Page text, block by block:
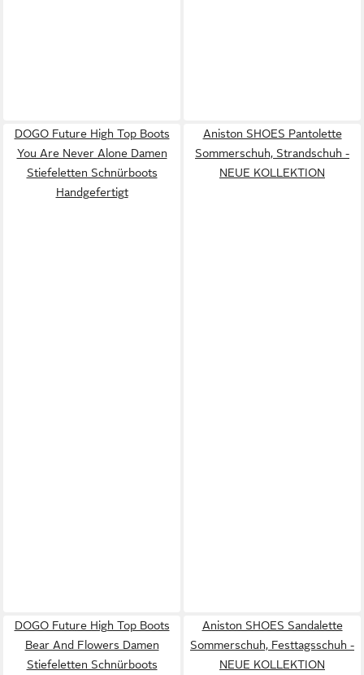
DOGO Future High Top Boots
You Are Never Alone Damen
Stiefeletten Schnürboots
Handgefertigt
Aniston SHOES Pantolette
Sommerschuh, Strandschuh -
NEUE KOLLEKTION
DOGO Future High Top Boots
Bear And Flowers Damen
Stiefeletten Schnürboots
Aniston SHOES Sandalette
Sommerschuh, Festtagsschuh -
NEUE KOLLEKTION